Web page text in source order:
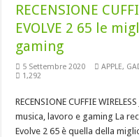
RECENSIONE
EVOLVE 2 65 le
gaming
5 Settembre 2020 APPLE,
1,292
RECENSIONE CUFFIE
musica, lavoro e gaming La
Evolve 2 65 è quella della